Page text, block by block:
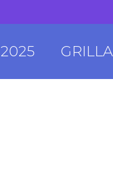
GRILLA